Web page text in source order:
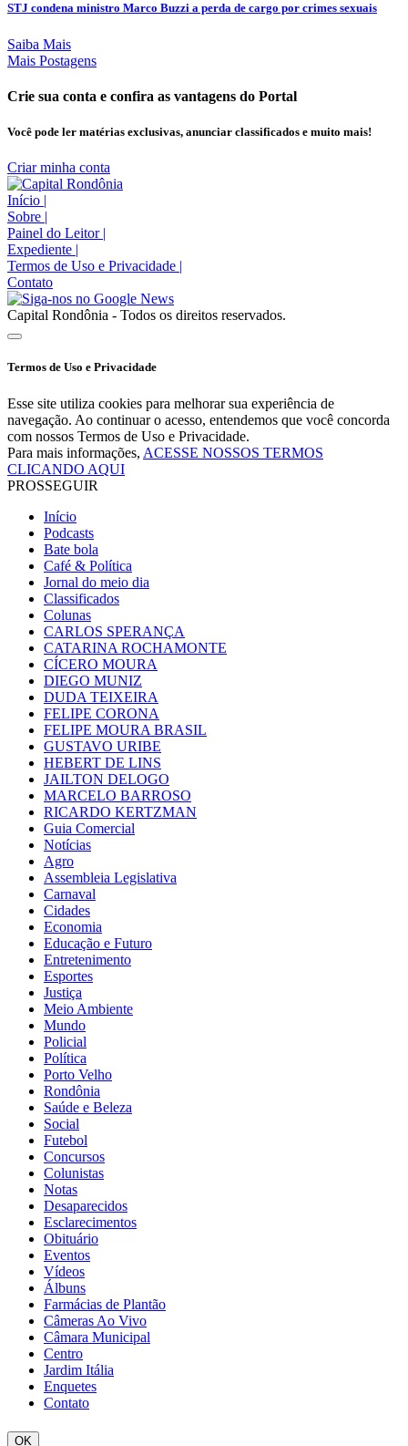
STJ condena ministro Marco Buzzi a perda de cargo por crimes sexuais
Saiba Mais
Mais Postagens
Crie sua conta e confira as vantagens do Portal
Você pode ler matérias exclusivas, anunciar classificados e muito mais!
Criar minha conta
Início |
Sobre |
Painel do Leitor |
Expediente |
Termos de Uso e Privacidade |
Contato
Capital Rondônia - Todos os direitos reservados.
Termos de Uso e Privacidade
Esse site utiliza cookies para melhorar sua experiência de
navegação. Ao continuar o acesso, entendemos que você concorda
com nossos Termos de Uso e Privacidade.
Para mais informações, ACESSE NOSSOS TERMOS
CLICANDO AQUI
PROSSEGUIR
Início
Podcasts
Bate bola
Café & Política
Jornal do meio dia
Classificados
Colunas
CARLOS SPERANÇA
CATARINA ROCHAMONTE
CÍCERO MOURA
DIEGO MUNIZ
DUDA TEIXEIRA
FELIPE CORONA
FELIPE MOURA BRASIL
GUSTAVO URIBE
HEBERT DE LINS
JAILTON DELOGO
MARCELO BARROSO
RICARDO KERTZMAN
Guia Comercial
Notícias
Agro
Assembleia Legislativa
Carnaval
Cidades
Economia
Educação e Futuro
Entretenimento
Esportes
Justiça
Meio Ambiente
Mundo
Policial
Política
Porto Velho
Rondônia
Saúde e Beleza
Social
Futebol
Concursos
Colunistas
Notas
Desaparecidos
Esclarecimentos
Obituário
Eventos
Vídeos
Álbuns
Farmácias de Plantão
Câmeras Ao Vivo
Câmara Municipal
Centro
Jardim Itália
Enquetes
Contato
OK